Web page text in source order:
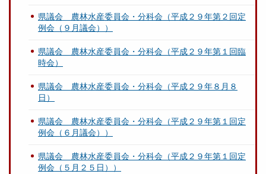
県議会 農林水産委員会・分科会（平成２９年第２回定
例会（９月議会））
県議会 農林水産委員会・分科会（平成２９年第１回臨
時会）
県議会 農林水産委員会・分科会（平成２９年８月８
日）
県議会 農林水産委員会・分科会（平成２９年第１回定
例会（６月議会））
県議会 農林水産委員会・分科会（平成２９年第１回定
例会（５月２５日））